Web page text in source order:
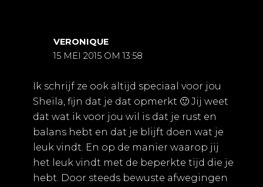
VERONIQUE
15 MEI 2015 OM 13:58
Ik schrijf ze ook altijd speciaal voor jou
Sheila, fijn dat je dat opmerkt 🙂 Jij weet
dat wat ik voor jou wil is dat je rust en
balans hebt en dat je blijft doen wat je
leuk vindt. En op de manier waarop jij
het leuk vindt met de beperkte tijd die je
hebt. Door steeds bewuste afwegingen